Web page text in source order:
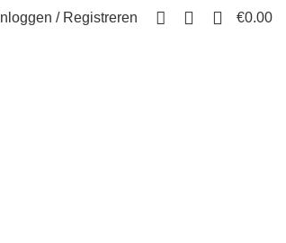
Inloggen / Registreren €0.00